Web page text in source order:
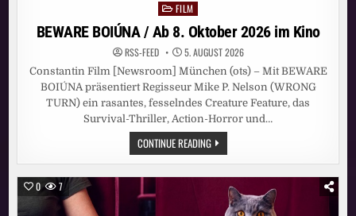
Posted
in
FILM
BEWARE BOIÚNA / Ab 8. Oktober 2026 im Kino
RSS-FEED 5. AUGUST 2026
Constantin Film [Newsroom] München (ots) – Mit BEWARE
BOIÚNA präsentiert Regisseur Mike P. Nelson (WRONG
TURN) ein rasantes, fesselndes Creature Feature, das
Survival-Thriller, Action-Horror und…
CONTINUE READINGBEWARE
BOIÚNA
/
AB
OKTOBER
2026
0 7